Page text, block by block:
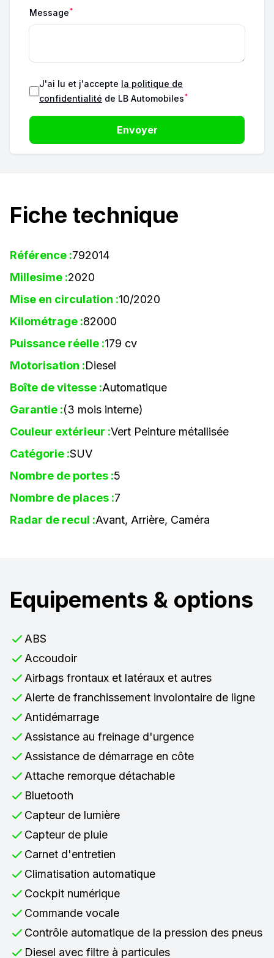
Message*
J'ai lu et j'accepte la politique de
confidentialité de LB Automobiles*
Envoyer
Fiche technique
Référence :792014
Millesime :2020
Mise en circulation :10/2020
Kilométrage :82000
Puissance réelle :179 cv
Motorisation :Diesel
Boîte de vitesse :Automatique
Garantie :(3 mois interne)
Couleur extérieur :Vert Peinture métallisée
Catégorie :SUV
Nombre de portes :5
Nombre de places :7
Radar de recul :Avant, Arrière, Caméra
Equipements & options
ABS
Accoudoir
Airbags frontaux et latéraux et autres
Alerte de franchissement involontaire de ligne
Antidémarrage
Assistance au freinage d'urgence
Assistance de démarrage en côte
Attache remorque détachable
Bluetooth
Capteur de lumière
Capteur de pluie
Carnet d'entretien
Climatisation automatique
Cockpit numérique
Commande vocale
Contrôle automatique de la pression des pneus
Diesel avec filtre à particules